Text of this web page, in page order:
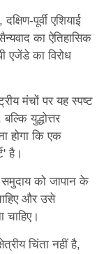
पूर्वी एशियाई
का ऐतिहासिक
एजेंडे का विरोध
मंचों पर यह स्पष्ट
युद्धोत्तर
होगा कि एक
है।
को जापान के
और उसे
चाहिए।
चिंता नहीं है,